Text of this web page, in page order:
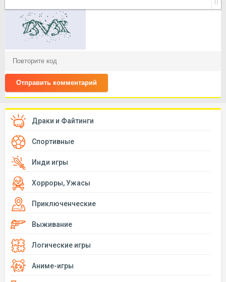
0
Отправить комментарий
Драки и Файтинги
Спортивные
Инди игры
Хорроры, Ужасы
Приключенческие
Выживание
Логические игры
Аниме-игры